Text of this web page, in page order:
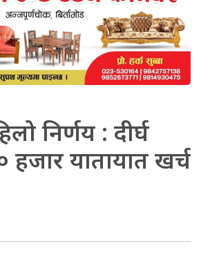
निर्णय : दीर्घ
हजार यातायात खर्च